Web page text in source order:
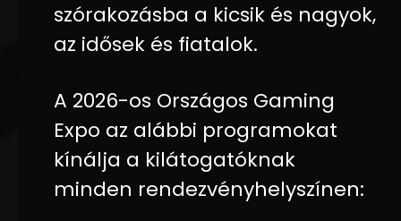
szórakozásba a kicsik és nagyok,
az idősek és fiatalok.
A 2026-os Országos Gaming
Expo az alábbi programokat
kínálja a kilátogatóknak
minden rendezvényhelyszínen: